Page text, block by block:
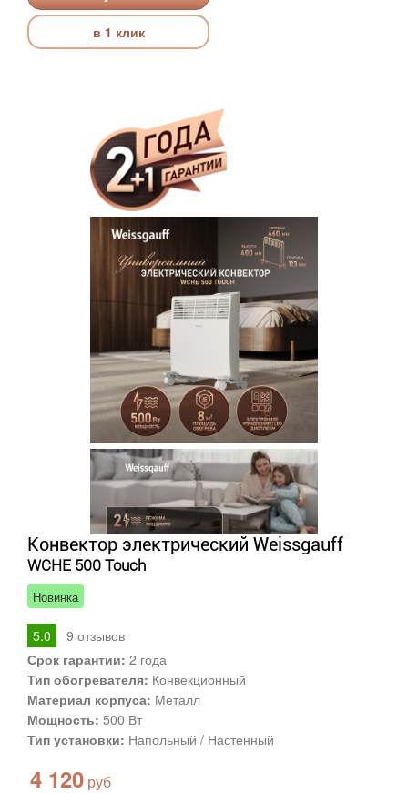
в 1 клик
Конвектор электрический Weissgauff
WCHE 500 Touch
Новинка
5.0 9 отзывов
Срок гарантии: 2 года
Тип обогревателя: Конвекционный
Материал корпуса: Металл
Мощность: 500 Вт
Тип установки: Напольный / Настенный
4 120